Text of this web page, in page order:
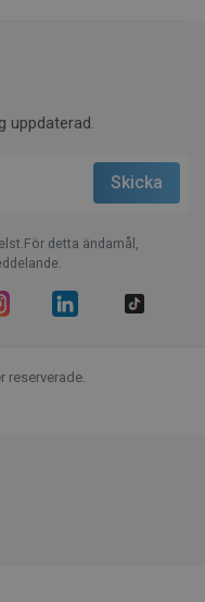
uppdaterad.
detta ändamål,
reserverade.